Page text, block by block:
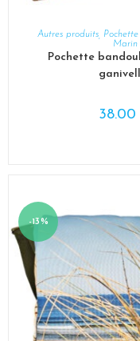
AJOUTER
Autres produits,
Marin
Pochette
38.00
-13%